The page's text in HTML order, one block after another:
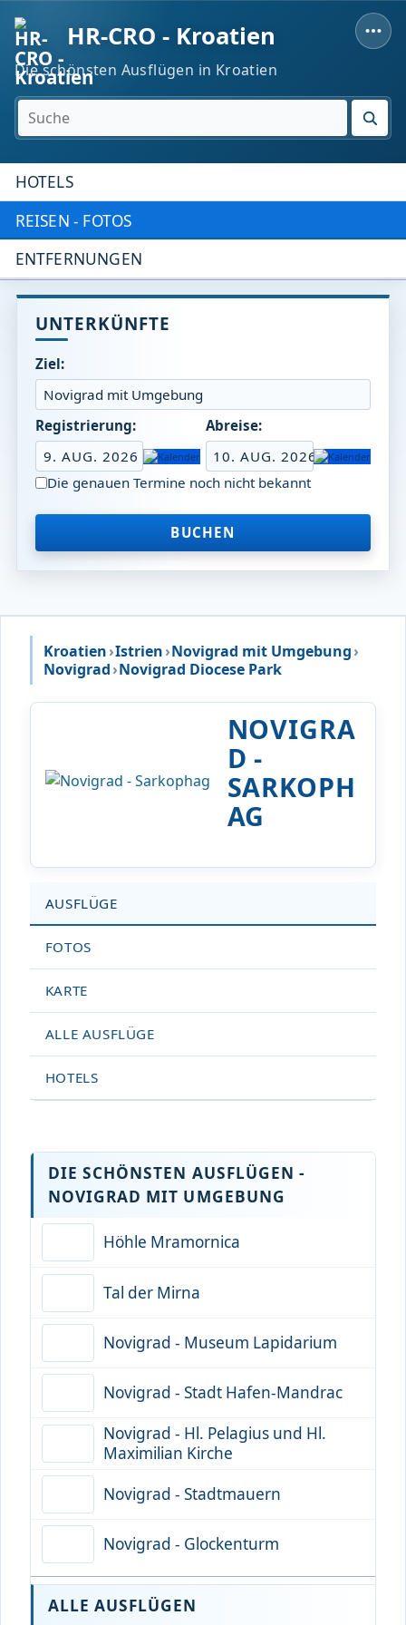
HR-CRO - Kroatien
Die schönsten Ausflügen in Kroatien
HOTELS
REISEN - FOTOS
ENTFERNUNGEN
UNTERKÜNFTE
Ziel:
Registrierung:
9. AUG. 2026
Abreise:
10. AUG. 2026
Die genauen Termine noch nicht bekannt
BUCHEN
Kroatien›Istrien›Novigrad mit Umgebung›
Novigrad›Novigrad Diocese Park
NOVIGRA
D -
SARKOPH
AG
AUSFLÜGE
FOTOS
KARTE
ALLE AUSFLÜGE
HOTELS
DIE SCHÖNSTEN AUSFLÜGEN -
NOVIGRAD MIT UMGEBUNG
Höhle Mramornica
Tal der Mirna
Novigrad - Museum Lapidarium
Novigrad - Stadt Hafen-Mandrac
Novigrad - Hl. Pelagius und Hl.
Maximilian Kirche
Novigrad - Stadtmauern
Novigrad - Glockenturm
ALLE AUSFLÜGEN